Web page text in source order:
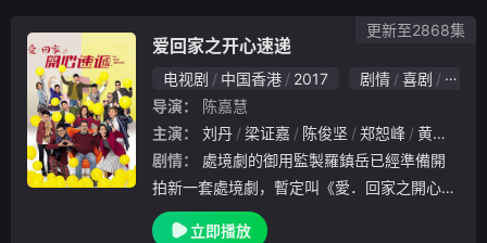
爱回家之开心速递
电视剧 中国香港 2017 剧情 喜剧
家庭
导演：
陈嘉慧
主演：
刘丹 梁证嘉 陈俊坚 郑恕峰 黄颖君
剧情：
拍新一套處境劇，暫定叫《愛．回家之開心速
遞》，「過往的處境劇都是以家庭為主，今次
立即播放
更新至2868集